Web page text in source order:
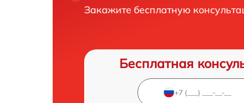
Закажите бесплатную
Бесплатная